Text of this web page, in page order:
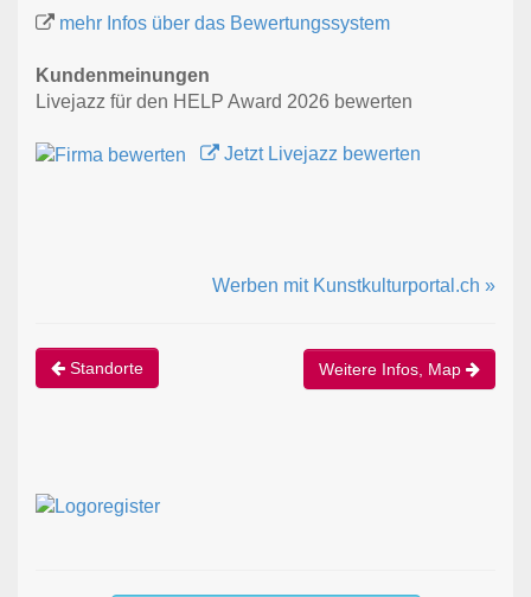
mehr Infos über das Bewertungssystem
Kundenmeinungen
Livejazz für den HELP Award 2026 bewerten
Jetzt Livejazz bewerten
Werben mit Kunstkulturportal.ch »
Standorte Weitere Infos, Map